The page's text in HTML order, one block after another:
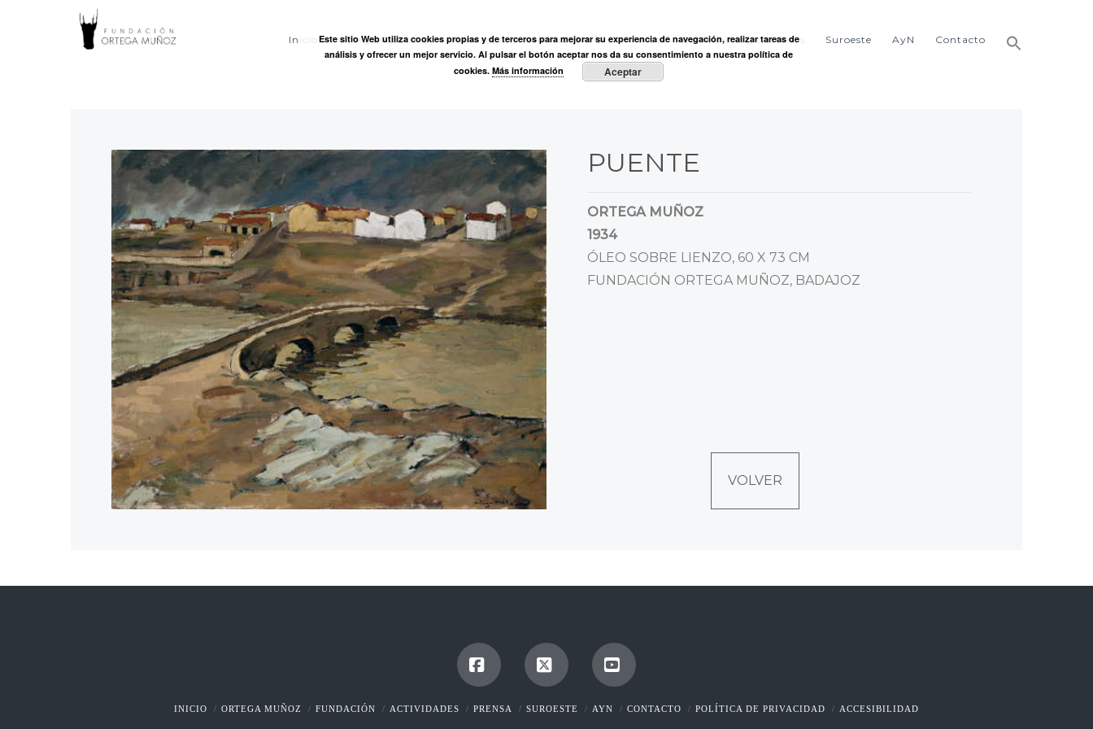
FUNDACIÓN
MUÑOZ
Inicio Ortega Muñoz Fundación Actividades Prensa Entre viñas y castaños Suroeste AyN Contacto
PUENTE
ORTEGA MUÑOZ
1934
ÓLEO SOBRE LIENZO, 60 X 73 CM
FUNDACIÓN ORTEGA MUÑOZ, BADAJOZ
VOLVER
FacebookX YouTube
INICIO ORTEGA MUÑOZ FUNDACIÓN ACTIVIDADES PRENSA SUROESTE AYN CONTACTO POLÍTICA DE PRIVACIDAD ACCESIBILIDAD
Este sitio Web utiliza cookies propias y de terceros para mejorar su experiencia de navegación, realizar tareas de
análisis y ofrecer un mejor servicio. Al pulsar el botón aceptar nos da su consentimiento a nuestra política de
cookies. Más información Aceptar